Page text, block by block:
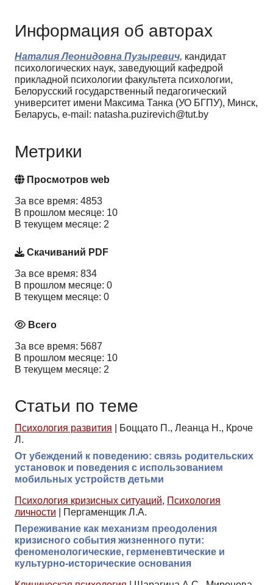
Информация об авторах
Наталия Леонидовна Пузыревич, кандидат
психологических наук, заведующий кафедрой
прикладной психологии факультета психологии,
Белорусский государственный педагогический
университет имени Максима Танка (УО БГПУ), Минск,
Беларусь, e-mail: natasha.puzirevich@tut.by
Метрики
Просмотров web
За все время: 4853
В прошлом месяце: 10
В текущем месяце: 2
Скачиваний PDF
За все время: 834
В прошлом месяце: 0
В текущем месяце: 0
Всего
За все время: 5687
В прошлом месяце: 10
В текущем месяце: 2
Статьи по теме
Психология развития
Боццато П., Леанца Н., Кроче
Л.
От убеждений к поведению: связь родительских
установок и поведения с использованием
мобильных устройств детьми
Психология кризисных ситуаций, Психология
личности
Пергаменщик Л.А.
Переживание как механизм преодоления
кризисного события жизненного пути:
феноменологические, герменевтические и
культурно-исторические основания